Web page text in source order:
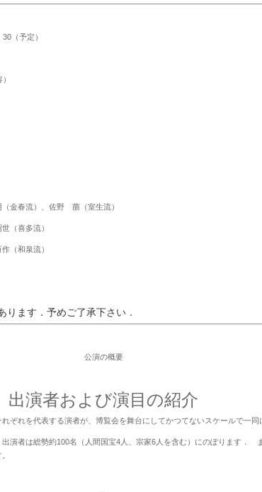
30 （予定）
（金春流）、佐野 萠（室生流）
喜多流）
和泉流）
ます．予めご了承下さい．
公演の概要
出演者および演目の紹介
ぞれを代表する演者が、博覧会を舞台にしてかつてないスケールで一同
演者は総勢約100名（人間国宝4 人、宗家6 人を含む）にのぽります．